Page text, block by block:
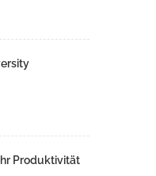
Produktivität